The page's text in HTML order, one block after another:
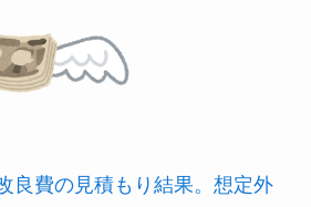
良費の見積もり結果。想定外